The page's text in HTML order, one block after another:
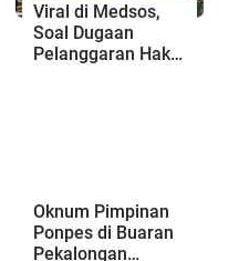
Viral di Medsos,
Soal Dugaan
Pelanggaran Hak
Oknum Pimpinan
Ponpes di Buaran
Pekalongan